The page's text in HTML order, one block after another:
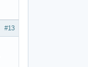
#13